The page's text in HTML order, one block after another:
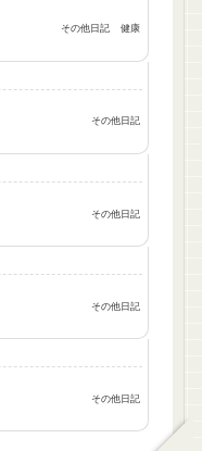
その他日記
健康
その他日記
その他日記
その他日記
その他日記